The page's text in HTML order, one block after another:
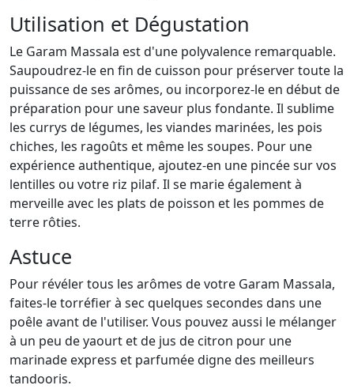
Utilisation et Dégustation
Le Garam Massala est d'une polyvalence remarquable.
Saupoudrez-le en fin de cuisson pour préserver toute la
puissance de ses arômes, ou incorporez-le en début de
préparation pour une saveur plus fondante. Il sublime
les currys de légumes, les viandes marinées, les pois
chiches, les ragoûts et même les soupes. Pour une
expérience authentique, ajoutez-en une pincée sur vos
lentilles ou votre riz pilaf. Il se marie également à
merveille avec les plats de poisson et les pommes de
terre rôties.
Astuce
Pour révéler tous les arômes de votre Garam Massala,
faites-le torréfier à sec quelques secondes dans une
poêle avant de l'utiliser. Vous pouvez aussi le mélanger
à un peu de yaourt et de jus de citron pour une
marinade express et parfumée digne des meilleurs
tandooris.